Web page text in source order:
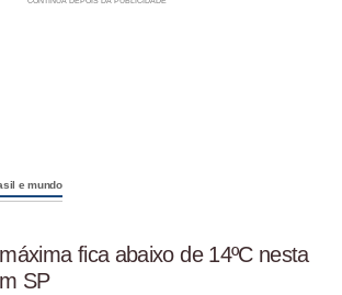
e mundo
fica abaixo de 14ºC nesta
SP